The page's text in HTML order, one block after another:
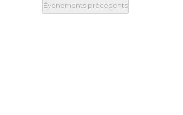
Évènements précédents